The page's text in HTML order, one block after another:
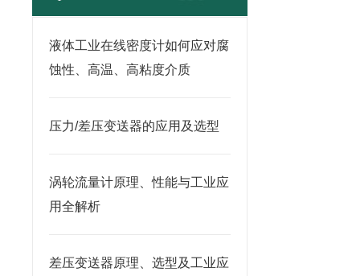
液体工业在线密度计如何应对腐
蚀性、高温、高粘度介质
压力/差压变送器的应用及选型
涡轮流量计原理、性能与工业应
用全解析
差压变送器原理、选型及工业应